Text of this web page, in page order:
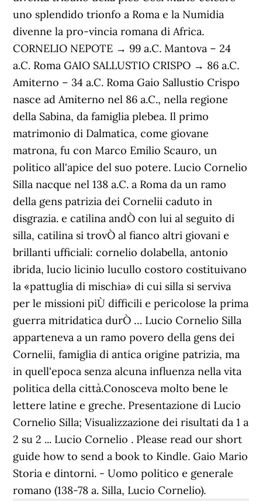
uno splendido trionfo a Roma e la Numidia
divenne la pro-vincia romana di Africa.
CORNELIO NEPOTE → 99 a.C. Mantova – 24
a.C. Roma GAIO SALLUSTIO CRISPO → 86 a.C.
Amiterno – 34 a.C. Roma Gaio Sallustio Crispo
nasce ad Amiterno nel 86 a.C., nella regione
della Sabina, da famiglia plebea. Il primo
matrimonio di Dalmatica, come giovane
matrona, fu con Marco Emilio Scauro, un
politico all'apice del suo potere. Lucio Cornelio
Silla nacque nel 138 a.C. a Roma da un ramo
della gens patrizia dei Cornelii caduto in
disgrazia. e catilina andÒ con lui al seguito di
silla, catilina si trovÒ al fianco altri giovani e
brillanti ufficiali: cornelio dolabella, antonio
ibrida, lucio licinio lucullo costoro costituivano
la «pattuglia di mischia» di cui silla si serviva
per le missioni piÙ difficili e pericolose la prima
guerra mitridatica durÒ … Lucio Cornelio Silla
apparteneva a un ramo povero della gens dei
Cornelii, famiglia di antica origine patrizia, ma
in quell'epoca senza alcuna influenza nella vita
politica della città.Conosceva molto bene le
lettere latine e greche. Presentazione di Lucio
Cornelio Silla; Visualizzazione dei risultati da 1 a
2 su 2 ... Lucio Cornelio . Please read our short
guide how to send a book to Kindle. Gaio Mario
Storia e dintorni. - Uomo politico e generale
romano (138-78 a. Silla, Lucio Cornelio).